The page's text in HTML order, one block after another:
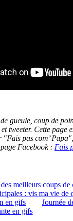
gueule, coup de
tweeter. Cette page
"Fais pas com’
Facebook : Fais
meilleurs coups
: vis ma vie de
en gifs
Journée
en gifs